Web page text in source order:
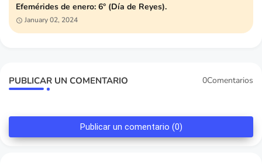
Efemérides de enero: 6° (Día de Reyes).
January 02, 2024
PUBLICAR UN COMENTARIO 0Comentarios
Publicar un comentario (0)